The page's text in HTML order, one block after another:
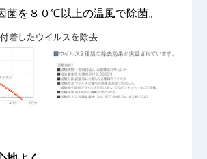
菌を８０℃以上の温風で除菌。